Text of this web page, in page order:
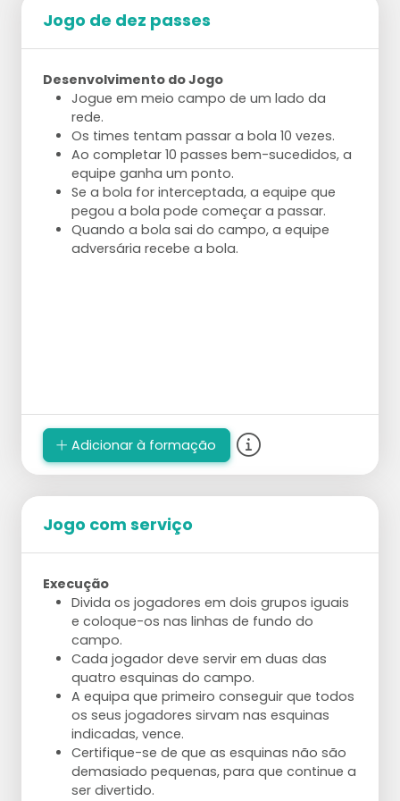
Jogo de dez passes
Desenvolvimento do Jogo
Jogue em meio campo de um lado da
rede.
Os times tentam passar a bola 10 vezes.
Ao completar 10 passes bem-sucedidos, a
equipe ganha um ponto.
Se a bola for interceptada, a equipe que
pegou a bola pode começar a passar.
Quando a bola sai do campo, a equipe
adversária recebe a bola.
Adicionar à formação
Jogo com serviço
Execução
Divida os jogadores em dois grupos iguais
e coloque-os nas linhas de fundo do
campo.
Cada jogador deve servir em duas das
quatro esquinas do campo.
A equipa que primeiro conseguir que todos
os seus jogadores sirvam nas esquinas
indicadas, vence.
Certifique-se de que as esquinas não são
demasiado pequenas, para que continue a
ser divertido.